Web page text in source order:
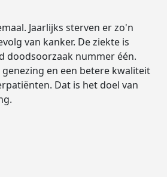
Jaarlijks sterven er zo'n
van kanker. De ziekte is
doodsoorzaak nummer één.
en een betere kwaliteit
Dat is het doel van